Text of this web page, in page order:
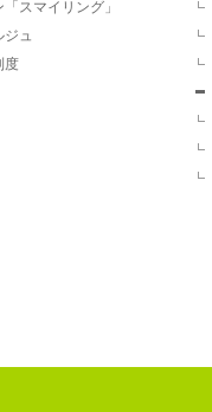
スマイリング」
ュ
度